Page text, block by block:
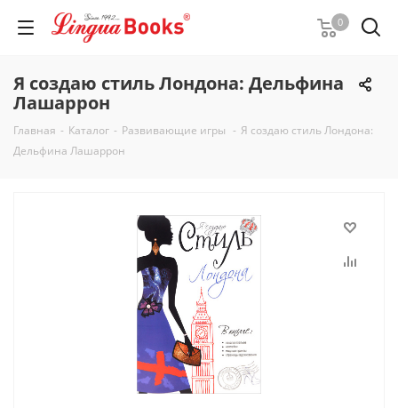
0
Я создаю стиль Лондона: Дельфина
Лашаррон
Главная - Каталог - Развивающие игры - Я создаю стиль Лондона:
Дельфина Лашаррон